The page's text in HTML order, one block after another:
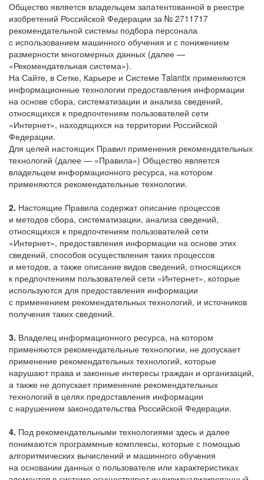
Общество является владельцем запатентованной в реестре
изобретений Российской Федерации за № 2711717
рекомендательной системы подбора персонала
с использованием машинного обучения и с понижением
размерности многомерных данных (далее —
«Рекомендательная система»).
На Сайте, в Сетке, Карьере и Системе Talantix применяются
информационные технологии предоставления информации
на основе сбора, систематизации и анализа сведений,
относящихся к предпочтениям пользователей сети
«Интернет», находящихся на территории Российской
Федерации.
Для целей настоящих Правил применения рекомендательных
технологий (далее — «Правила») Общество является
владельцем информационного ресурса, на котором
применяются рекомендательные технологии.
2. Настоящие Правила содержат описание процессов
и методов сбора, систематизации, анализа сведений,
относящихся к предпочтениям пользователей сети
«Интернет», предоставления информации на основе этих
сведений, способов осуществления таких процессов
и методов, а также описание видов сведений, относящихся
к предпочтениям пользователей сети «Интернет», которые
используются для предоставления информации
с применением рекомендательных технологий, и источников
получения таких сведений.
3. Владелец информационного ресурса, на котором
применяются рекомендательные технологии, не допускает
применение рекомендательных технологий, которые
нарушают права и законные интересы граждан и организаций,
а также не допускает применение рекомендательных
технологий в целях предоставления информации
с нарушением законодательства Российской Федерации.
4. Под рекомендательными технологиями здесь и далее
понимаются программные комплексы, которые с помощью
алгоритмических вычислений и машинного обучения
на основании данных о пользователе или характеристиках